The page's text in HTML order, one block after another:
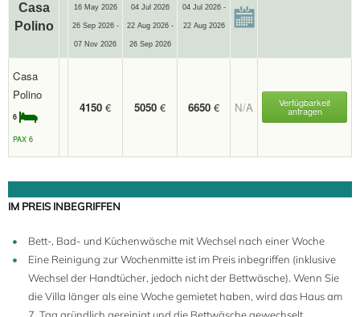
Casa
Polino
16 May 2026
26 Sep 2026 -
07 Nov 2026
04 Jul 2026
22 Aug 2026 -
26 Sep 2026
04 Jul 2026 -
22 Aug 2026
Casa
Polino
6
PAX 6
4150 € 5050 € 6650 € N/A Verfügbarkeit
anfragen
IM PREIS INBEGRIFFEN
Bett-, Bad- und Küchenwäsche mit Wechsel nach einer Woche
Eine Reinigung zur Wochenmitte ist im Preis inbegriffen (inklusive
Wechsel der Handtücher, jedoch nicht der Bettwäsche). Wenn Sie
die Villa länger als eine Woche gemietet haben, wird das Haus am